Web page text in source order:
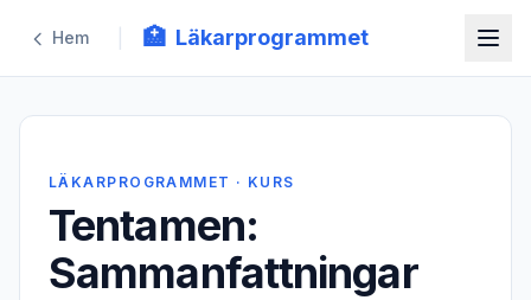
Hem 🏥 Läkarprogrammet
LÄKARPROGRAMMET · KURS
Tentamen:
Sammanfattningar